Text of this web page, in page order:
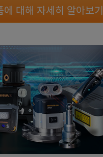
대해 자세히 알아보기